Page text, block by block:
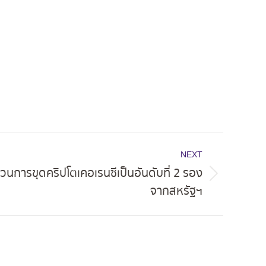
NEXT
การขุดคริปโตเคอเรนซีเป็นอันดับที่ 2 รอง
จากสหรัฐฯ